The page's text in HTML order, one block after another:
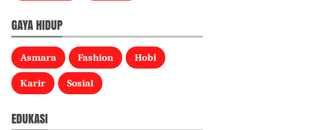
GAYA HIDUP
Asmara Fashion Hobi
Karir Sosial
EDUKASI